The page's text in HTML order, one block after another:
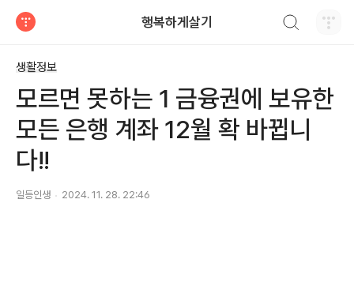
행복하게살기
생활정보
모르면 못하는 1 금융권에 보유한
모든 은행 계좌 12월 확 바뀝니
다!!
일등인생 2024. 11. 28. 22:46